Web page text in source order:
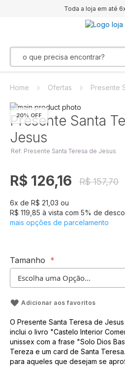
Toda a loja em até
Home Ofertas Presente
20% OFF
Pular
para
o
final
Galeria
imagens
Saltar
para
da
de
imagens
Presente Santa
Jesus
Ref: Presente Santa Teresa de Jesus
R$ 126,16 R$ 157,70
6x de R$ 21,03 ou
R$ 119,85 à vista com 5% de
mais opções de parcelamento
Tamanho
Adicionar aos favoritos
O Presente Santa Teresa de
inclui o livro "Castelo Interior
unissex com a frase "Solo Dios
Tereza e um card de Santa
para aqueles que desejam se